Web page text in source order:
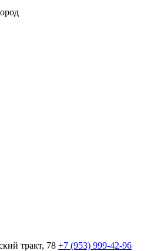
тракт, 78 +7 (953) 999-42-96